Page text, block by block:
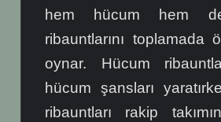
hem hücum hem
ribauntlarını toplamada
oynar. Hücum
hücum şansları
ribauntları rakip